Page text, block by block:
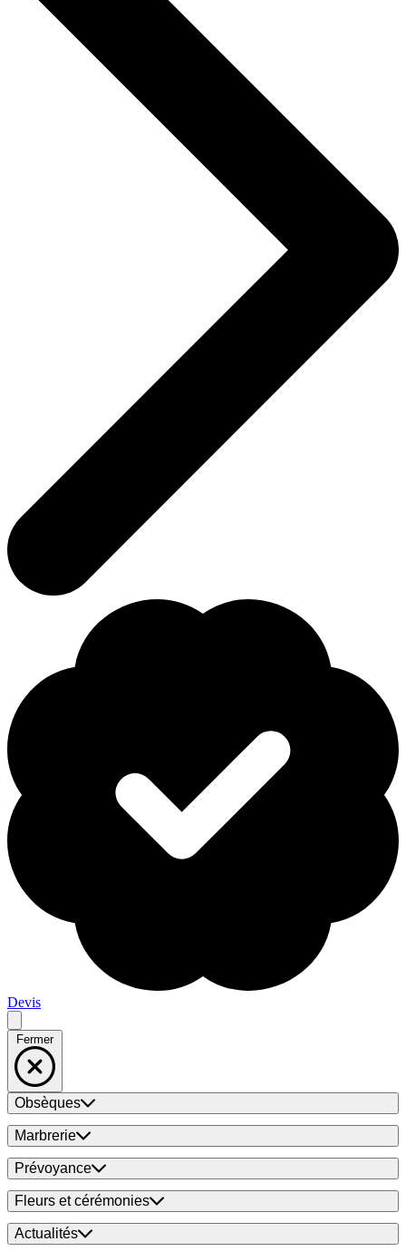
Devis
Fermer
Obsèques
Marbrerie
Prévoyance
Fleurs et cérémonies
Actualités